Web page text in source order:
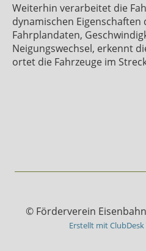
Weiterhin verarbeitet die
dynamischen Eigenschaften
Fahrplandaten,
Neigungswechsel, erkennt
ortet die Fahrzeuge im
© Förderverein
Erstellt mit